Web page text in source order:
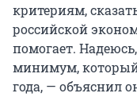
критериям,
российской
помогает.
минимум, который
года, — объяснил